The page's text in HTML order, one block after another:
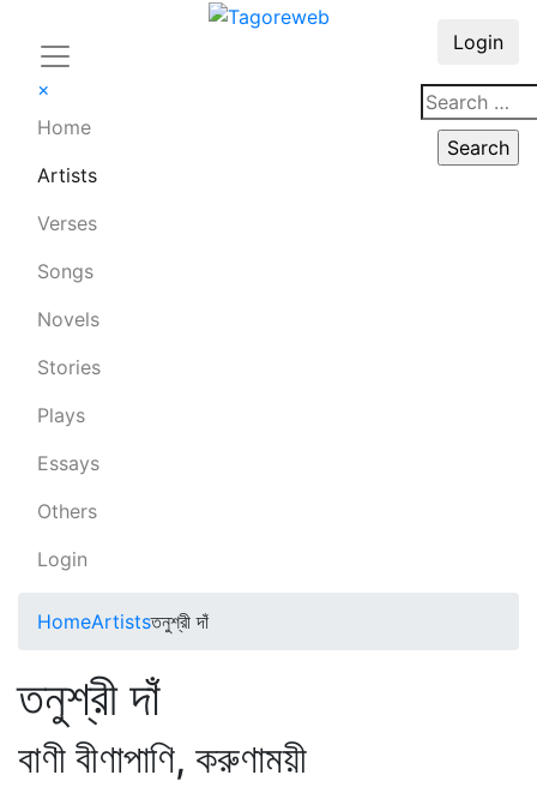
×
Home
Artists
Verses
Songs
Novels
Stories
Plays
Essays
Others
Login
Login
HomeArtistsতনুশ্রী দাঁ
তনুশ্রী দাঁ
বাণী বীণাপাণি, করুণাময়ী